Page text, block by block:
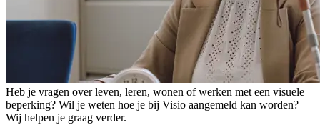
Heb je vragen over leven, leren, wonen of werken met een visuele
beperking? Wil je weten hoe je bij Visio aangemeld kan worden?
Wij helpen je graag verder.